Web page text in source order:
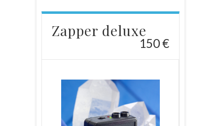
Zapper deluxe
150 €